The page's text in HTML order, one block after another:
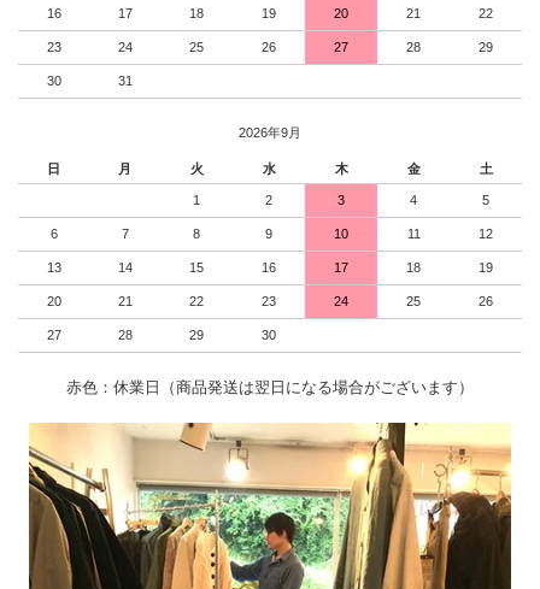
16 17 18 19 20 21 22
23 24 25 26 27 28 29
30 31
2026年9月
日 月 火 水 木 金 土
1 2 3 4 5
6 7 8 9 10 11 12
13 14 15 16 17 18 19
20 21 22 23 24 25 26
27 28 29 30
赤色：休業日（商品発送は翌日になる場合がございます）